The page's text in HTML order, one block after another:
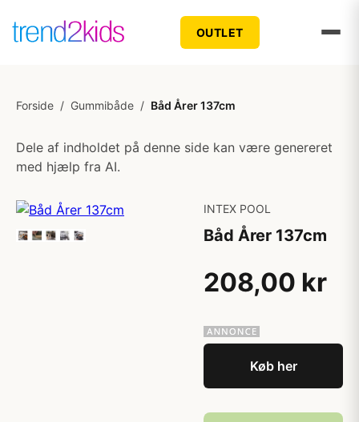
OUTLET
Forside / Gummibåde / Båd Årer 137cm
Dele af indholdet på denne side kan være genereret
med hjælp fra AI.
INTEX POOL
Båd Årer 137cm
208,00 kr
Køb her